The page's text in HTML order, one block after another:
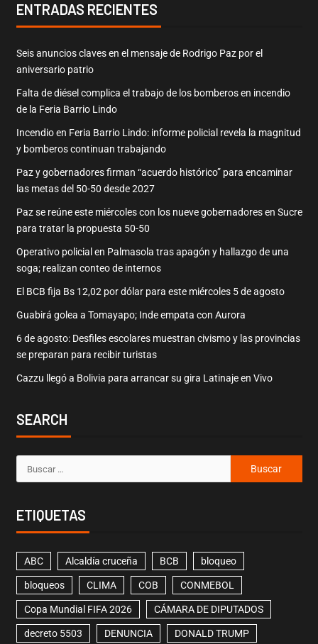
ENTRADAS RECIENTES
Seis anuncios claves en el mensaje de Rodrigo Paz por el
aniversario patrio
Falta de diésel complica el trabajo de los bomberos en incendio
de la Feria Barrio Lindo
Incendio en Feria Barrio Lindo: informe policial revela la magnitud
y bomberos continuan trabajando
Paz y gobernadores firman “acuerdo histórico” para encaminar
las metas del 50-50 desde 2027
Paz se reúne este miércoles con los nueve gobernadores en Sucre
para tratar la propuesta 50-50
Operativo policial en Palmasola tras apagón y hallazgo de una
soga; realizan conteo de internos
El BCB fija Bs 12,02 por dólar para este miércoles 5 de agosto
Guabirá golea a Tomayapo; Inde empata con Aurora
6 de agosto: Desfiles escolares muestran civismo y las provincias
se preparan para recibir turistas
Cazzu llegó a Bolivia para arrancar su gira Latinaje en Vivo
SEARCH
ETIQUETAS
ABC Alcaldía cruceña BCB bloqueo
bloqueos CLIMA COB CONMEBOL
Copa Mundial FIFA 2026 CÁMARA DE DIPUTADOS
decreto 5503 DENUNCIA DONALD TRUMP